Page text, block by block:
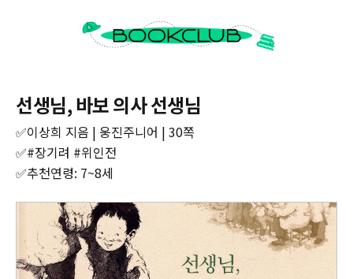
선생님, 바보 의사 선생님
✅이상희 지음 | 웅진주니어 | 30쪽‌
‌✅#장기려 #위인전
‌✅추천연령: 7~8세